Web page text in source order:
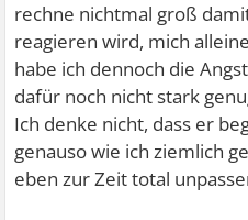
rechne nichtmal groß
reagieren wird, mich
habe ich dennoch die
dafür noch nicht stark
Ich denke nicht, dass er
genauso wie ich ziemlich
eben zur Zeit total